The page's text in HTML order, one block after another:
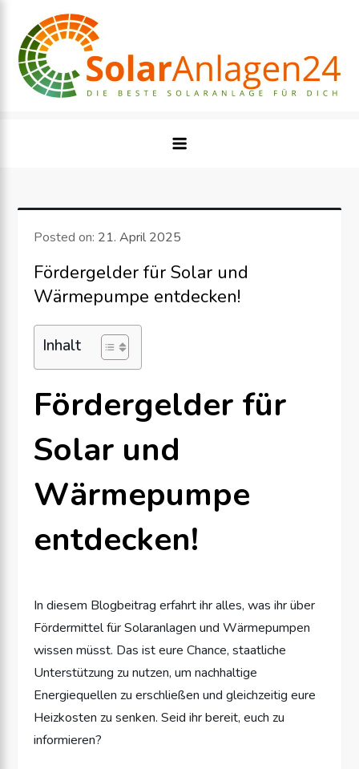
content
Posted on: 21. April 2025
Fördergelder für Solar und
Wärmepumpe entdecken!
Inhalt
Fördergelder für
Solar und
Wärmepumpe
entdecken!
In diesem Blogbeitrag erfahrt ihr alles, was ihr über
Fördermittel für Solaranlagen und Wärmepumpen
wissen müsst. Das ist eure Chance, staatliche
Unterstützung zu nutzen, um nachhaltige
Energiequellen zu erschließen und gleichzeitig eure
Heizkosten zu senken. Seid ihr bereit, euch zu
informieren?